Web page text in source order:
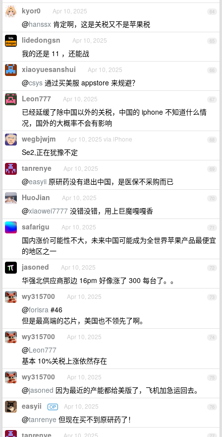
64
kyor0 Apr 10, 2025
@hanssx 肯定啊，这是关税又不是苹果税
65
lidedongsn Apr 10, 2025
我的还是 11 ，还能战
66
xiaoyuesanshui Apr 10, 2025
@csys 通过买美服 appstore 来规避？
67
Leon777 Apr 10, 2025
已经延缓了除中国以外的关税，中国的 iphone 不知道什么情
况，国外的大概率不会有影响
68
wegbjwjm Apr 10, 2025 via iPhone
Se2,正在犹豫不定
69
tanrenye Apr 10, 2025
@easyii 原研药没有退出中国，是医保不采购而已
70
HuoJian Apr 10, 2025
@xiaowei7777 没错没错，用上巨魔嘎嘎香
71
safarigu Apr 10, 2025
国内涨价可能性不大，未来中国可能成为全世界苹果产品最便宜
的地区之一
72
jasoned Apr 10, 2025
华强北供应商那边 16pm 好像涨了 300 每台了。。
73
wy315700 Apr 10, 2025
@forisra #46
但是最高端的芯片，美国也不领先了啊。
74
wy315700 Apr 10, 2025
@Leon777
基本 10%关税上涨依然存在
75
wy315700 Apr 10, 2025
@jasoned 因为最近的产能都给美版了，飞机加急运回去。
76
easyii OP Apr 10, 2025
@tanrenye 但现在买不到原研药了！
tanrenye Apr 10, 2025